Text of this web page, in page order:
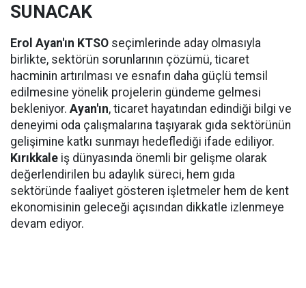
SUNACAK
Erol Ayan'ın KTSO seçimlerinde aday olmasıyla
birlikte, sektörün sorunlarının çözümü, ticaret
hacminin artırılması ve esnafın daha güçlü temsil
edilmesine yönelik projelerin gündeme gelmesi
bekleniyor. Ayan'ın, ticaret hayatından edindiği bilgi ve
deneyimi oda çalışmalarına taşıyarak gıda sektörünün
gelişimine katkı sunmayı hedeflediği ifade ediliyor.
Kırıkkale iş dünyasında önemli bir gelişme olarak
değerlendirilen bu adaylık süreci, hem gıda
sektöründe faaliyet gösteren işletmeler hem de kent
ekonomisinin geleceği açısından dikkatle izlenmeye
devam ediyor.